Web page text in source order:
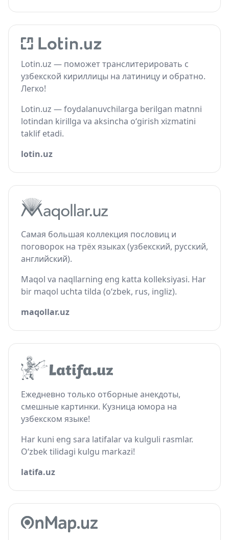
Lotin.uz — поможет транслитерировать с
узбекской кириллицы на латиницу и обратно.
Легко!
Lotin.uz — foydalanuvchilarga berilgan matnni
lotindan kirillga va aksincha o‘girish xizmatini
taklif etadi.
lotin.uz
Самая большая коллекция пословиц и
поговорок на трёх языках (узбекский, русский,
английский).
Maqol va naqllarning eng katta kolleksiyasi. Har
bir maqol uchta tilda (o‘zbek, rus, ingliz).
maqollar.uz
Ежедневно только отборные анекдоты,
смешные картинки. Кузница юмора на
узбекском языке!
Har kuni eng sara latifalar va kulguli rasmlar.
O‘zbek tilidagi kulgu markazi!
latifa.uz